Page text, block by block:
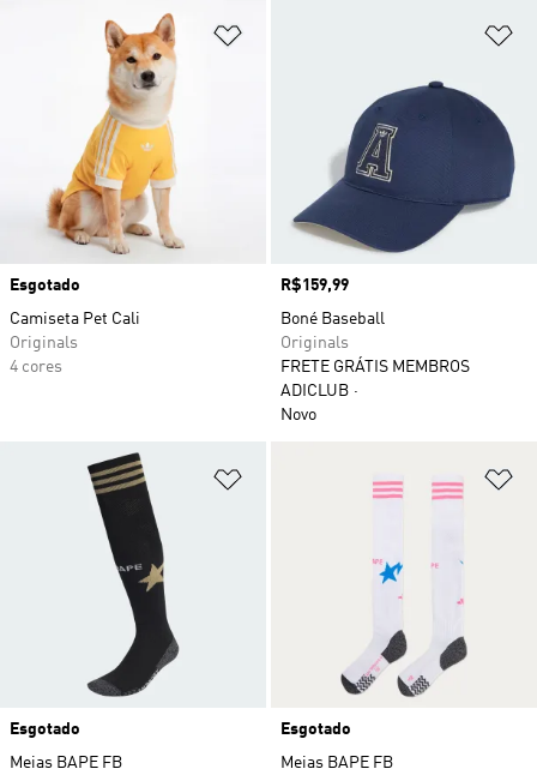
Esgotado
Camiseta Pet Cali
Originals
4 cores
Preço
R$159,99
Boné Baseball
Originals
FRETE GRÁTIS MEMBROS
ADICLUB
Novo
Esgotado
Meias BAPE FB
Esgotado
Meias BAPE FB